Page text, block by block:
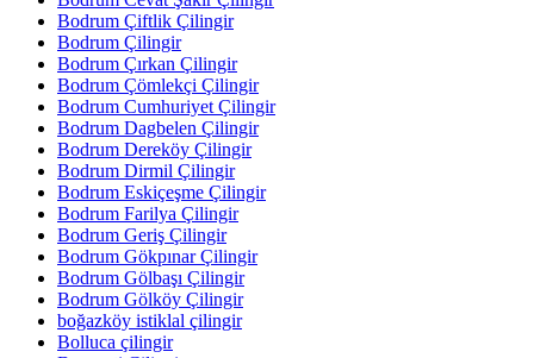
Bodrum Çiftlik Çilingir
Bodrum Çilingir
Bodrum Çırkan Çilingir
Bodrum Çömlekçi Çilingir
Bodrum Cumhuriyet Çilingir
Bodrum Dagbelen Çilingir
Bodrum Dereköy Çilingir
Bodrum Dirmil Çilingir
Bodrum Eskiçeşme Çilingir
Bodrum Farilya Çilingir
Bodrum Geriş Çilingir
Bodrum Gökpınar Çilingir
Bodrum Gölbaşı Çilingir
Bodrum Gölköy Çilingir
boğazköy istiklal çilingir
Bolluca çilingir